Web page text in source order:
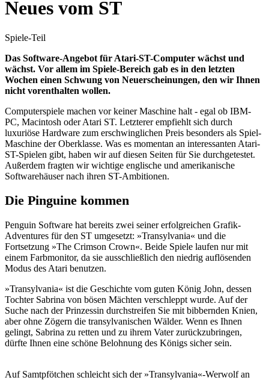
Neues vom ST
Spiele-Teil
Das Software-Angebot für Atari-ST-Computer wächst und
wächst. Vor allem im Spiele-Bereich gab es in den letzten
Wochen einen Schwung von Neuerscheinungen, den wir Ihnen
nicht vorenthalten wollen.
Computerspiele machen vor keiner Maschine halt - egal ob IBM-
PC, Macintosh oder Atari ST. Letzterer empfiehlt sich durch
luxuriöse Hardware zum erschwinglichen Preis besonders als Spiel-
Maschine der Oberklasse. Was es momentan an interessanten Atari-
ST-Spielen gibt, haben wir auf diesen Seiten für Sie durchgetestet.
Außerdem fragten wir wichtige englische und amerikanische
Softwarehäuser nach ihren ST-Ambitionen.
Die Pinguine kommen
Penguin Software hat bereits zwei seiner erfolgreichen Grafik-
Adventures für den ST umgesetzt: »Transylvania« und die
Fortsetzung »The Crimson Crown«. Beide Spiele laufen nur mit
einem Farbmonitor, da sie ausschließlich den niedrig auflösenden
Modus des Atari benutzen.
»Transylvania« ist die Geschichte vom guten König John, dessen
Tochter Sabrina von bösen Mächten verschleppt wurde. Auf der
Suche nach der Prinzessin durchstreifen Sie mit bibbernden Knien,
aber ohne Zögern die transylvanischen Wälder. Wenn es Ihnen
gelingt, Sabrina zu retten und zu ihrem Vater zurückzubringen,
dürfte Ihnen eine schöne Belohnung des Königs sicher sein.
Auf Samtpfötchen schleicht sich der »Transylvania«-Werwolf an